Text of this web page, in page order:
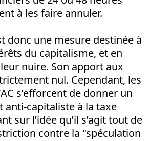
à les faire annuler.
donc une mesure destinée à
du capitalisme, et en
nuire. Son apport aux
nul. Cependant, les
s’efforcent de donner un
anti-capitaliste à la taxe
sur l’idée qu’il s’agit tout de
contre la "spéculation